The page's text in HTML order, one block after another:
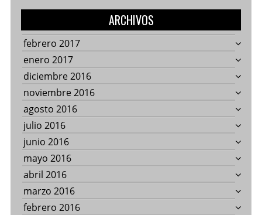
ARCHIVOS
febrero 2017
enero 2017
diciembre 2016
noviembre 2016
agosto 2016
julio 2016
junio 2016
mayo 2016
abril 2016
marzo 2016
febrero 2016